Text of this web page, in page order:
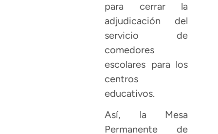
para cerrar la
adjudicación del
servicio de
comedores
escolares para los
centros
educativos.
Así, la Mesa
Permanente de